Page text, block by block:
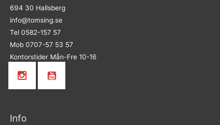
694 30 Hallsberg
info@tomsing.se
Tel 0582-157 57
Mob 0707-57 53 57
Kontorstider Mån-Fre 10-16
Info